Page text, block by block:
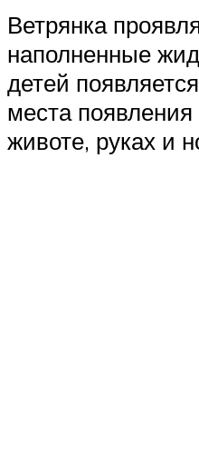
Ветрянка
наполненные
детей
места
животе, руках и